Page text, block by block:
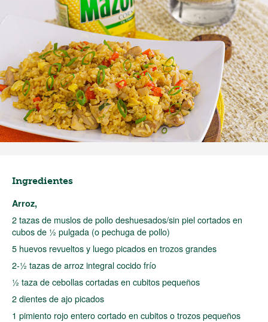
Ingredientes
Arroz,
2 tazas de muslos de pollo deshuesados/sin piel cortados en
cubos de ½ pulgada (o pechuga de pollo)
5 huevos revueltos y luego picados en trozos grandes
2-½ tazas de arroz integral cocido frío
½ taza de cebollas cortadas en cubitos pequeños
2 dientes de ajo picados
1 pimiento rojo entero cortado en cubitos o trozos pequeños